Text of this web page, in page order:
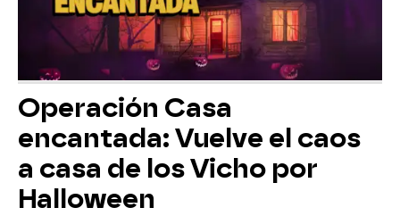
Operación Casa
encantada: Vuelve el caos
a casa de los Vicho por
Halloween